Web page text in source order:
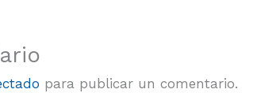
para publicar un comentario.